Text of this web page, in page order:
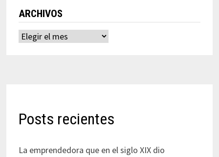
ARCHIVOS
Archivos
Posts recientes
La emprendedora que en el siglo XIX dio